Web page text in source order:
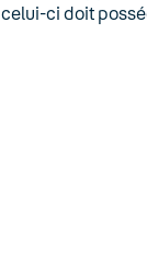
celui-ci doit